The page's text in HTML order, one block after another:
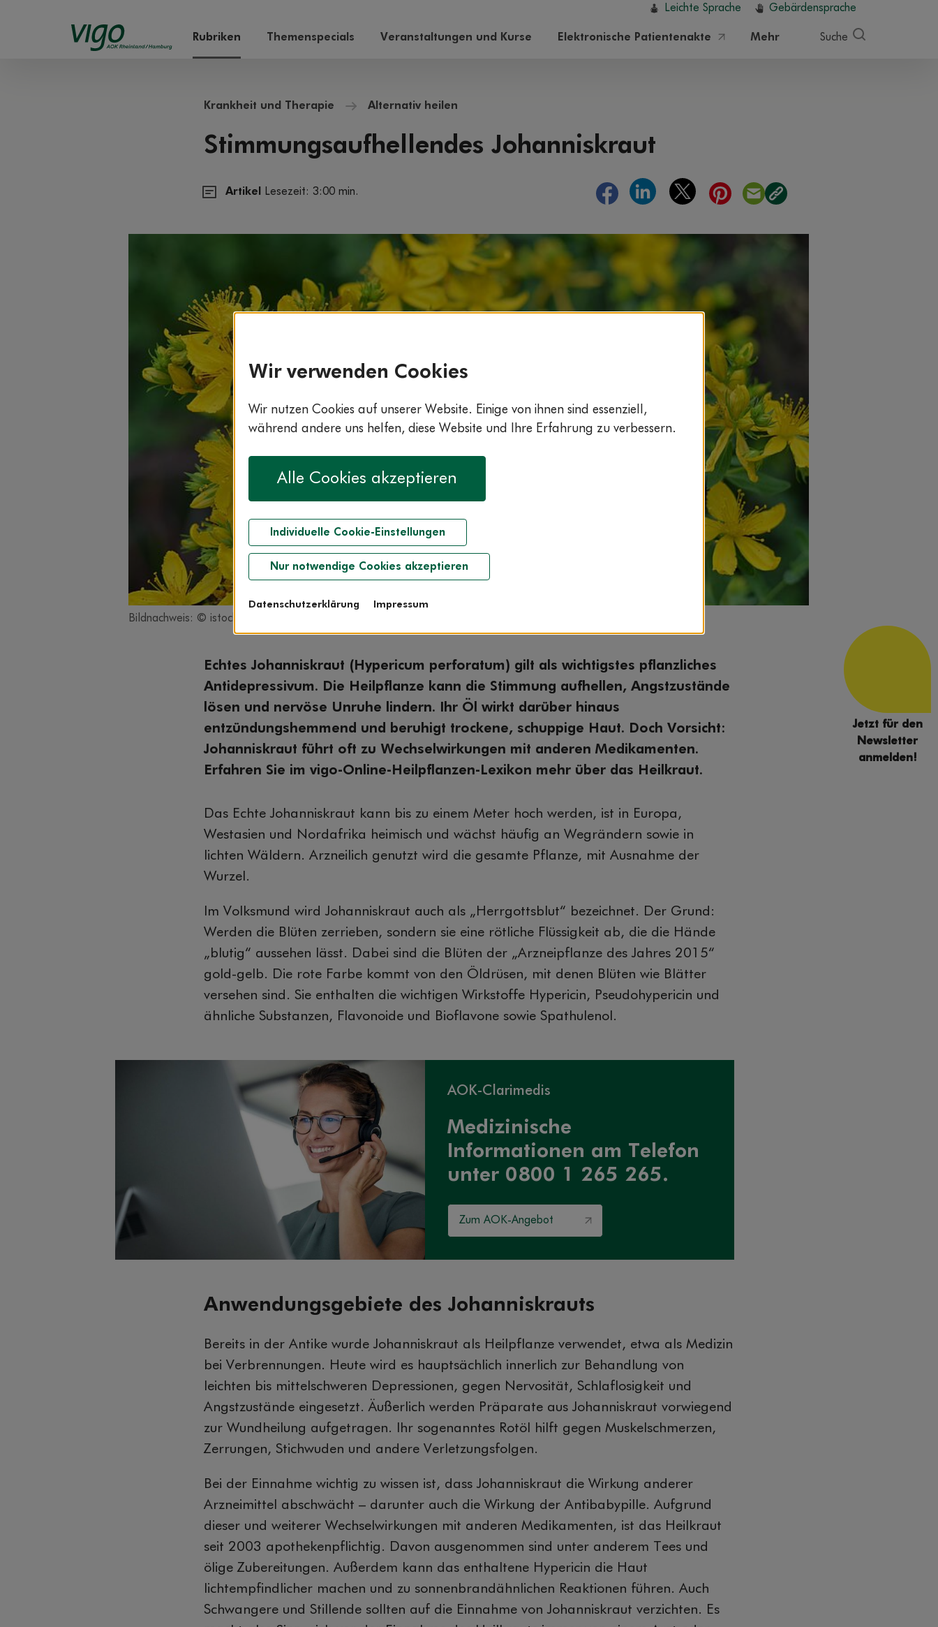
Leichte Sprache Gebärdensprache
Rubriken Themenspecials Veranstaltungen und Kurse Elektronische Patientenakte Mehr Suche
Krankheit und Therapie Alternativ heilen
Stimmungsaufhellendes Johanniskraut
Artikel Lesezeit: 3:00 min.
Bildnachweis: © istockphoto.com / Yuliia Bilousova
Echtes Johanniskraut (Hypericum perforatum) gilt als wichtigstes pflanzliches
Antidepressivum. Die Heilpflanze kann die Stimmung aufhellen, Angstzustände
lösen und nervöse Unruhe lindern. Ihr Öl wirkt darüber hinaus
entzündungshemmend und beruhigt trockene, schuppige Haut. Doch Vorsicht:
Johanniskraut führt oft zu Wechselwirkungen mit anderen Medikamenten.
Erfahren Sie im vigo-Online-Heilpflanzen-Lexikon mehr über das Heilkraut.
Das Echte Johanniskraut kann bis zu einem Meter hoch werden, ist in Europa,
Westasien und Nordafrika heimisch und wächst häufig an Wegrändern sowie in
lichten Wäldern. Arzneilich genutzt wird die gesamte Pflanze, mit Ausnahme der
Wurzel.
Im Volksmund wird Johanniskraut auch als „Herrgottsblut“ bezeichnet. Der Grund:
Werden die Blüten zerrieben, sondern sie eine rötliche Flüssigkeit ab, die die Hände
„blutig“ aussehen lässt. Dabei sind die Blüten der „Arzneipflanze des Jahres 2015“
gold-gelb. Die rote Farbe kommt von den Öldrüsen, mit denen Blüten wie Blätter
versehen sind. Sie enthalten die wichtigen Wirkstoffe Hypericin, Pseudohypericin und
ähnliche Substanzen, Flavonoide und Bioflavone sowie Spathulenol.
AOK-Clarimedis
Medizinische
Informationen am Telefon
unter 0800 1 265 265.
Zum AOK-Angebot
Anwendungsgebiete des Johanniskrauts
Bereits in der Antike wurde Johanniskraut als Heilpflanze verwendet, etwa als Medizin
bei Verbrennungen. Heute wird es hauptsächlich innerlich zur Behandlung von
leichten bis mittelschweren Depressionen, gegen Nervosität, Schlaflosigkeit und
Angstzustände eingesetzt. Äußerlich werden Präparate aus Johanniskraut vorwiegend
zur Wundheilung aufgetragen. Ihr sogenanntes Rotöl hilft gegen Muskelschmerzen,
Zerrungen, Stichwuden und andere Verletzungsfolgen.
Bei der Einnahme wichtig zu wissen ist, dass Johanniskraut die Wirkung anderer
Arzneimittel abschwächt – darunter auch die Wirkung der Antibabypille. Aufgrund
dieser und weiterer Wechselwirkungen mit anderen Medikamenten, ist das Heilkraut
seit 2003 apothekenpflichtig. Davon ausgenommen sind unter anderem Tees und
ölige Zubereitungen. Außerdem kann das enthaltene Hypericin die Haut
lichtempfindlicher machen und zu sonnenbrandähnlichen Reaktionen führen. Auch
Schwangere und Stillende sollten auf die Einnahme von Johanniskraut verzichten. Es
Jetzt für den
Newsletter
anmelden!
Wir verwenden Cookies
Wir nutzen Cookies auf unserer Website. Einige von ihnen sind essenziell,
während andere uns helfen, diese Website und Ihre Erfahrung zu verbessern.
Alle Cookies akzeptieren
Individuelle Cookie-Einstellungen
Nur notwendige Cookies akzeptieren
Datenschutzerklärung Impressum